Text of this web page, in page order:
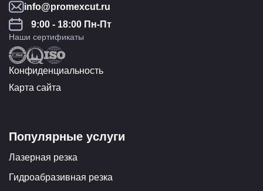
info@promexcut.ru
9:00 - 18:00 Пн-Пт
Наши сертификаты
Конфиденциальность
Карта сайта
Популярные услуги
Лазерная резка
Гидроабразивная резка